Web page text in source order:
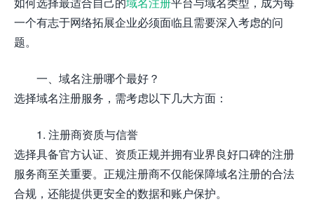
一个有志于网络拓展企业必须面临且需要深入考虑的问
题。
一、域名注册哪个最好？
选择域名注册服务，需考虑以下几大方面：
1. 注册商资质与信誉
选择具备官方认证、资质正规并拥有业界良好口碑的注册
服务商至关重要。正规注册商不仅能保障域名注册的合法
合规，还能提供更安全的数据和账户保护。